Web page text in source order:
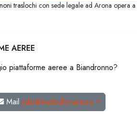
traslochi con sede legale ad Arona opera a
AEREE
piattaforme aeree a Biandronno?
Mailinfo@traslochimarinoni.it